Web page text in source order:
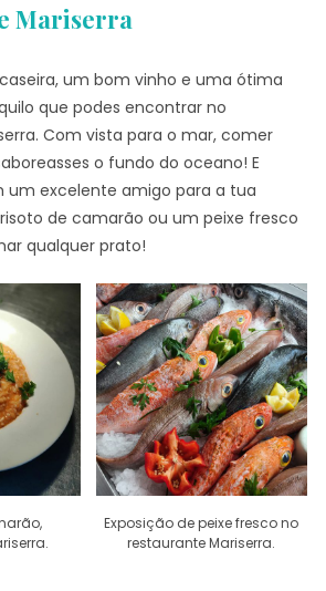
Mariserra
um bom vinho e uma ótima
que podes encontrar no
Com vista para o mar, comer
o fundo do oceano! E
um excelente amigo para a tua
de camarão ou um peixe fresco
qualquer prato!
Exposição de peixe fresco no
restaurante Mariserra.